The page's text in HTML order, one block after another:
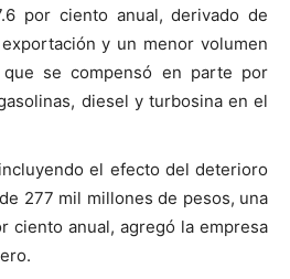
por ciento anual, derivado de
y un menor volumen
se compensó en parte por
diesel y turbosina en el
el efecto del deterioro
277 mil millones de pesos, una
ciento anual, agregó la empresa